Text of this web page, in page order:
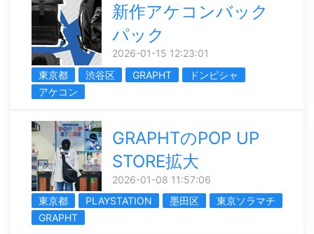
新作アケコンバック
パック
2026-01-15 12:23:01
東京都
渋谷区 GRAPHT
ドンピシャ
アケコン
GRAPHTのPOP UP
STORE拡大
2026-01-08 11:57:06
東京都
PLAYSTATION 墨田区
東京ソラマチ
GRAPHT